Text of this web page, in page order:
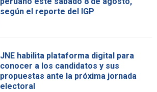
según el reporte del IGP
JNE habilita plataforma digital para
conocer a los candidatos y sus
propuestas ante la próxima jornada
electoral